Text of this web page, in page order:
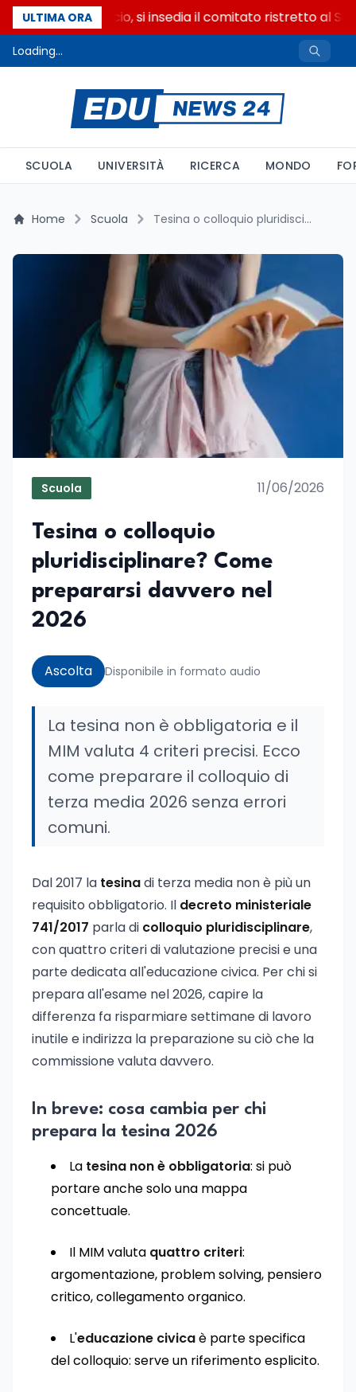
ULTIMA ORA
Riforma del calcio, si insedia il comitato ristretto al
Loading...
SCUOLA UNIVERSITÀ RICERCA MONDO
Home Scuola Tesina o colloquio pluridisciplinare? Come prepararsi davvero nel 2026
Scuola 11/06/2026
Tesina o colloquio
pluridisciplinare? Come
prepararsi davvero nel
2026
Ascolta Disponibile in formato audio
La tesina non è obbligatoria e il
MIM valuta 4 criteri precisi. Ecco
come preparare il colloquio di
terza media 2026 senza errori
comuni.
Dal 2017 la tesinadi terza media non è più un
requisito obbligatorio. Il decreto ministeriale
741/2017 parla di colloquio pluridisciplinare,
con quattro criteri di valutazione precisi e una
parte dedicata all'educazione civica. Per chi si
prepara all'esame nel 2026, capire la
differenza fa risparmiare settimane di lavoro
inutile e indirizza la preparazione su ciò che la
commissione valuta davvero.
In breve: cosa cambia per chi
prepara la tesina 2026
La tesina non è obbligatoria: si può
portare anche solo una mappa
concettuale.
Il MIM valuta quattro criteri:
argomentazione, problem solving, pensiero
critico, collegamento organico.
L'educazione civicaè parte specifica
del colloquio: serve un riferimento esplicito.